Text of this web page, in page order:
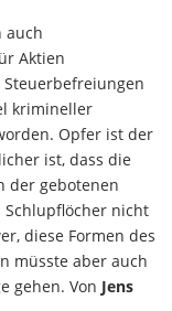
auch
Aktien
krimineller
Opfer ist der
ist, dass die
der gebotenen
nicht
diese Formen des
müsste aber auch
gehen. Von Jens